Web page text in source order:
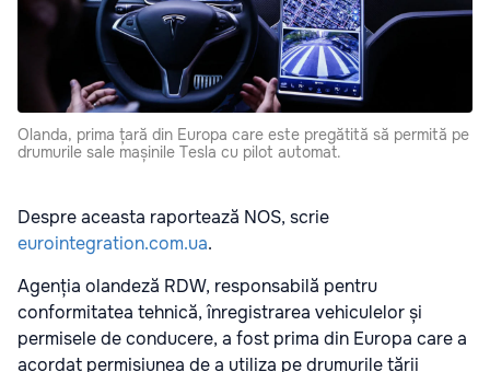
Olanda, prima țară din Europa care este pregătită să permită pe
drumurile sale mașinile Tesla cu pilot automat.
Despre aceasta raportează NOS, scrie
eurointegration.com.ua.
Agenția olandeză RDW, responsabilă pentru
conformitatea tehnică, înregistrarea vehiculelor și
permisele de conducere, a fost prima din Europa care a
acordat permisiunea de a utiliza pe drumurile țării